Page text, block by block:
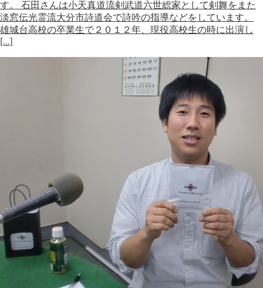
す。 石田さんは小天真道流剣武道六世総家として剣舞をまた
淡窓伝光霊流大分市詩道会で詩吟の指導などをしています。
雄城台高校の卒業生で２０１２年、現役高校生の時に出演し
[…]